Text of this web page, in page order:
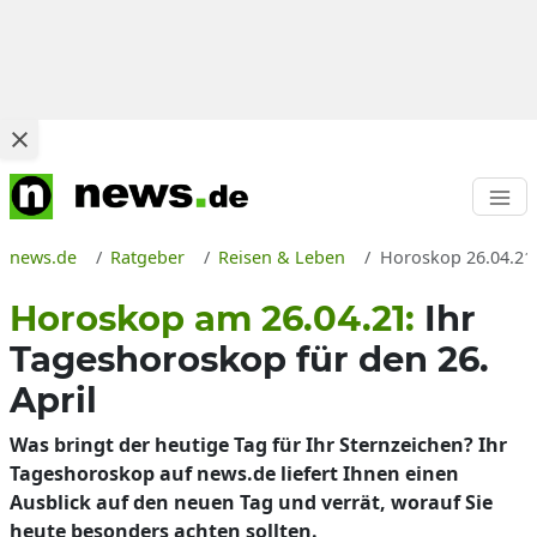
news.de Ratgeber Reisen & Leben Horoskop
Horoskop am 26.04.21: Ihr
Tageshoroskop für den 26.
April
Was bringt der heutige Tag für Ihr Sternzeichen? Ihr
Tageshoroskop auf news.de liefert Ihnen einen
Ausblick auf den neuen Tag und verrät, worauf Sie
heute besonders achten sollten.